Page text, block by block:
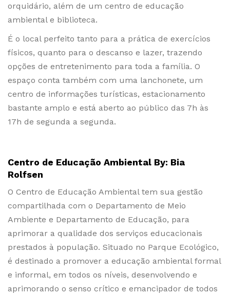
orquidário, além de um centro de educação
ambiental e biblioteca.
É o local perfeito tanto para a prática de exercícios
físicos, quanto para o descanso e lazer, trazendo
opções de entretenimento para toda a família. O
espaço conta também com uma lanchonete, um
centro de informações turísticas, estacionamento
bastante amplo e está aberto ao público das 7h às
17h de segunda a segunda.
Centro de Educação Ambiental By: Bia
Rolfsen
O Centro de Educação Ambiental tem sua gestão
compartilhada com o Departamento de Meio
Ambiente e Departamento de Educação, para
aprimorar a qualidade dos serviços educacionais
prestados à população. Situado no Parque Ecológico,
é destinado a promover a educação ambiental formal
e informal, em todos os níveis, desenvolvendo e
aprimorando o senso crítico e emancipador de todos